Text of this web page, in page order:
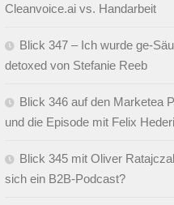
Cleanvoice.ai vs. Handarbeit
Blick 347 – Ich wurde ge-
detoxed von Stefanie Reeb
Blick 346 auf den Marketea
und die Episode mit Felix
Blick 345 mit Oliver
sich ein B2B-Podcast?